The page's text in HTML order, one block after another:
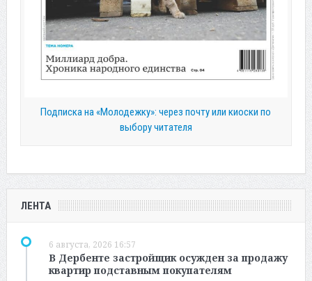
Подписка на «Молодежку»: через почту или киоски по
выбору читателя
ЛЕНТА
6 августа, 2026 16:57
В Дербенте застройщик осужден за продажу
квартир подставным покупателям